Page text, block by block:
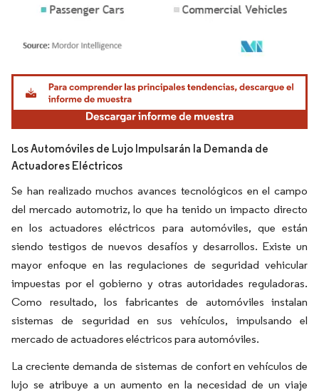
Imagen © Mordor Intelligence. El uso requiere atribución según CC BY 4.0.
Los Automóviles de Lujo Impulsarán la Demanda de
Actuadores Eléctricos
Se han realizado muchos avances tecnológicos en el campo
del mercado automotriz, lo que ha tenido un impacto directo
en los actuadores eléctricos para automóviles, que están
siendo testigos de nuevos desafíos y desarrollos. Existe un
mayor enfoque en las regulaciones de seguridad vehicular
impuestas por el gobierno y otras autoridades reguladoras.
Como resultado, los fabricantes de automóviles instalan
sistemas de seguridad en sus vehículos, impulsando el
mercado de actuadores eléctricos para automóviles.
La creciente demanda de sistemas de confort en vehículos de
lujo se atribuye a un aumento en la necesidad de un viaje